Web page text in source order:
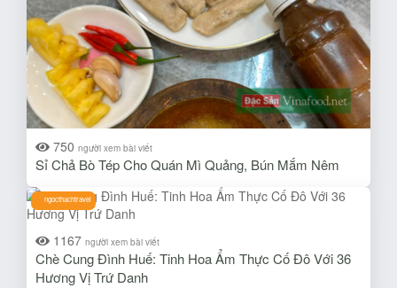
750 người xem bài viết
Sỉ Chả Bò Tép Cho Quán Mì Quảng, Bún Mắm Nêm
ngocthachtravel
1167 người xem bài viết
Chè Cung Đình Huế: Tinh Hoa Ẩm Thực Cố Đô Với 36
Hương Vị Trứ Danh